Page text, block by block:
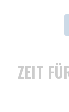
ZEIT